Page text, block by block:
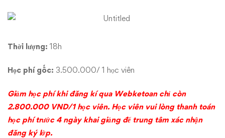
Thời lượng: 18h
Học phí gốc: 3.500.000/ 1 học viên
Giảm học phí khi đăng kí qua Webketoan chỉ còn
2.800.000 VND/1 học viên. Học viên vui lòng thanh toán
học phí trước 4 ngày khai giảng để trung tâm xác nhận
đăng ký lớp.